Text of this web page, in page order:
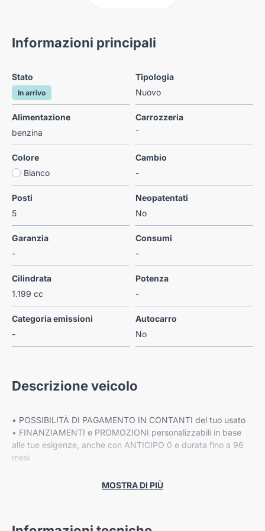
Informazioni principali
Stato
In arrivo
Tipologia
Nuovo
Alimentazione
benzina
Carrozzeria
-
Colore
Bianco
Cambio
-
Posti
5
Neopatentati
No
Garanzia
-
Consumi
-
Cilindrata
1.199 cc
Potenza
-
Categoria emissioni
-
Autocarro
No
Descrizione veicolo
• POSSIBILITÀ DI PAGAMENTO IN CONTANTI del tuo usato
• FINANZIAMENTI e PROMOZIONI personalizzabili in base
alle tue esigenze, anche con ANTICIPO 0 e durata fino a 96
mesi
MOSTRA DI PIÙ